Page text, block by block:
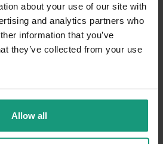
about your use of our site with
and analytics partners who
information that you’ve
they’ve collected from your use
Allow all
Komentarz sklepu
słowa! Doceniamy czas
się z nami Twoim
Jesteśmy szczęśliwi, że
Z pozdrowieniami,
zweryfikowano
Smakuje nawet mojej bardzo